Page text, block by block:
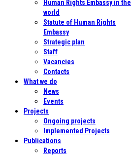
Human Rights Embassy in the
world
Statute of Human Rights
Embassy
Strategic plan
Staff
Vacancies
Contacts
What we do
News
Events
Projects
Ongoing projects
Implemented Projects
Publications
Reports